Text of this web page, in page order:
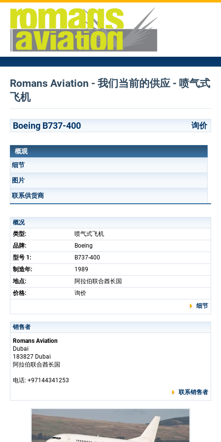
Romans Aviation - 我们当前的供应 - 喷气式
飞机
Boeing B737-400 询价
概观
细节
图片
联系供货商
概况
类型:
喷气式飞机
品牌:
Boeing
型号 1:
B737-400
制造年:
1989
地点:
阿拉伯联合酋长国
价格:
询价
细节
销售者
Romans Aviation
Dubai
183827 Dubai
阿拉伯联合酋长国
电话: +97144341253
联系销售者